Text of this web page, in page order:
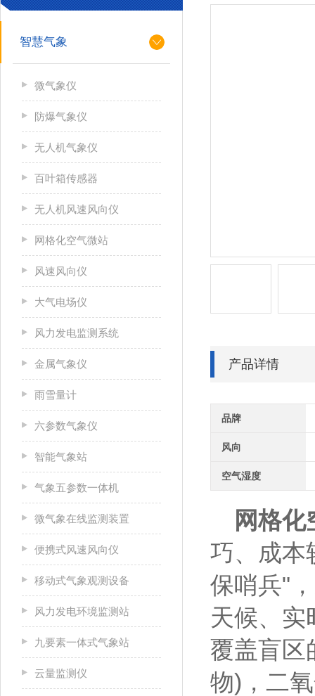
智慧气象
微气象仪
防爆气象仪
无人机气象仪
百叶箱传感器
无人机风速风向仪
网格化空气微站
风速风向仪
大气电场仪
风力发电监测系统
金属气象仪
雨雪量计
六参数气象仪
智能气象站
气象五参数一体机
微气象在线监测装置
便携式风速风向仪
移动式气象观测设备
风力发电环境监测站
九要素一体式气象站
云量监测仪
产品详情
品牌
风向
空气湿度
网格
巧、成本
保哨兵"
天候、实
覆盖盲区
物)，二